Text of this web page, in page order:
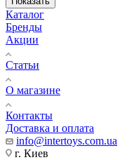
Каталог
Бренды
Акции
Статьи
О магазине
Контакты
Доставка и оплата
info@intertoys.com.ua
г. Киев